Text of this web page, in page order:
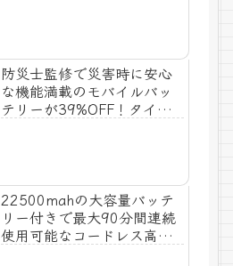
防災士監修で災害時に安心
な機能満載のモバイルバッ
テリーが39%OFF！タイム
22500mahの大容量バッテ
リー付きで最大90分間連続
使用可能なコードレス高圧